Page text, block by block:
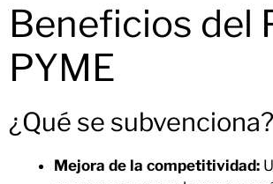
Beneficios del
PYME
¿Qué se subvenciona?
Mejora de la competitividad: